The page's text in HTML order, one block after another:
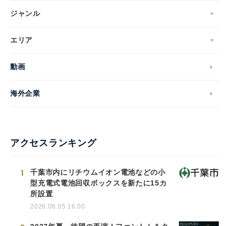
ジャンル
エリア
動画
海外企業
アクセスランキング
1
千葉市内にリチウムイオン電池などの小
型充電式電池回収ボックスを新たに15カ
所設置
2026.08.05 16:00